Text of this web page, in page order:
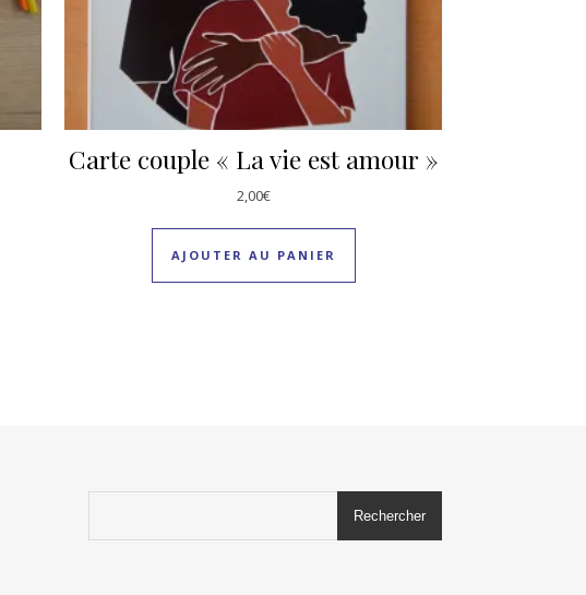
Carte couple « La vie est amour »
2,00€
AJOUTER AU PANIER
Rechercher